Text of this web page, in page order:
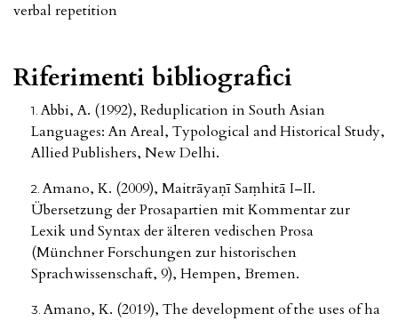
verbal repetition
Riferimenti bibliografici
Abbi, A. (1992), Reduplication in South Asian
Languages: An Areal, Typological and Historical Study,
Allied Publishers, New Delhi.
Amano, K. (2009), Maitrāyaṇī Saṃhitā I–II.
Übersetzung der Prosapartien mit Kommentar zur
Lexik und Syntax der älteren vedischen Prosa
(Münchner Forschungen zur historischen
Sprachwissenschaft, 9), Hempen, Bremen.
Amano, K. (2019), The development of the uses of ha